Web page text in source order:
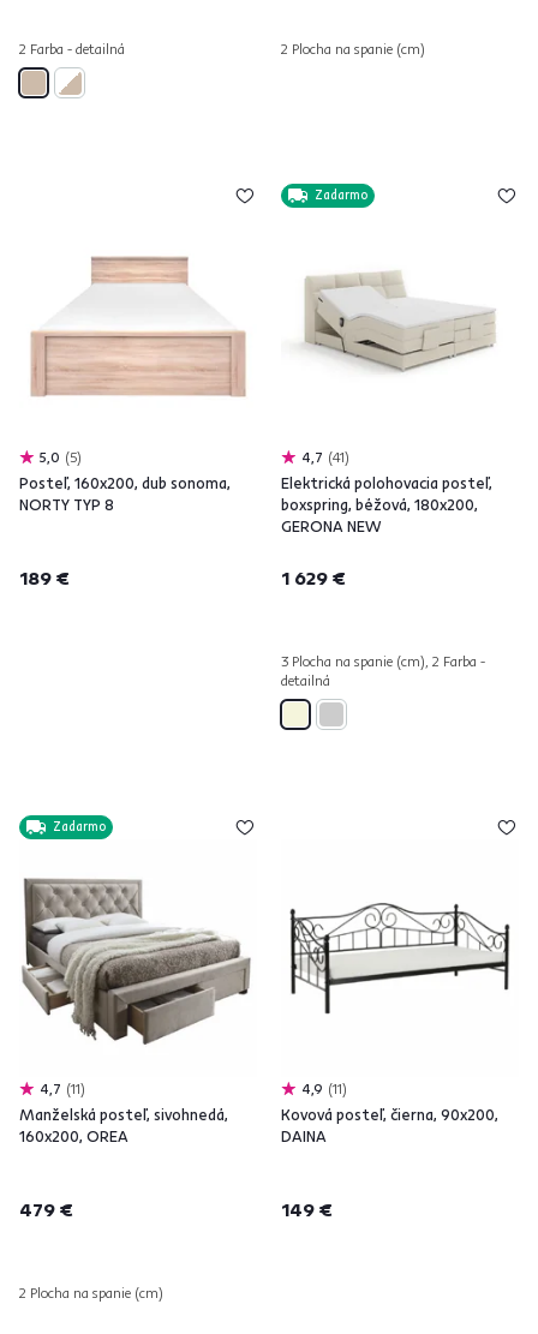
2 Farba - detailná 2 Plocha na spanie (cm)
5,0 5
Posteľ, 160x200, dub sonoma,
NORTY TYP 8
189 €
Zadarmo
4,7 41
Elektrická polohovacia posteľ,
boxspring, béžová, 180x200,
GERONA NEW
1 629 €
3 Plocha na spanie (cm), 2 Farba -
detailná
Zadarmo
4,7 11
Manželská posteľ, sivohnedá,
160x200, OREA
479 €
2 Plocha na spanie (cm)
4,9 11
Kovová posteľ, čierna, 90x200,
DAINA
149 €